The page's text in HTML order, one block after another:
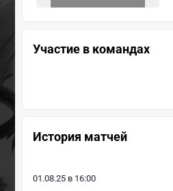
Участие в командах
История матчей
01.08.25 в 16:00